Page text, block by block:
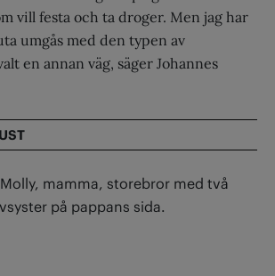
vill festa och ta droger. Men jag har
umgås med den typen av
en annan väg, säger Johannes
mamma, storebror med två
på pappans sida.